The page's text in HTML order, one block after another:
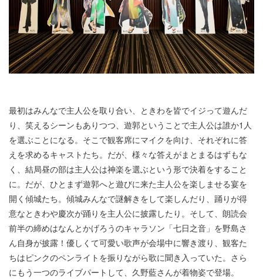
最初はみんなで主人公を取り合い、ときわを皆でイジって遊んだ
り、笑えるシーンもありつつ、遊郭ということで主人公は誰か1人
を選ぶことになる。そこで観客席にマイクを向け、それぞれに答
えを求めるキャストたち。だが、様々な答えがまとまるはずもな
く、結局昼の部は主人公は神楽を選ぶという形で決着をすること
に。だが、ひとまず遊郭へと遊びに来た主人公を楽しませる宴を
開く傾城たち。傾城みんなで謎解きをして楽しんだり、踊りが得
意なときわや慶次が踊りを主人公に披露したり。そして、朗読会
前半の締めはなんとかげろうのキャラソン「七日之音」を野島さ
ん自身が披露！優しくて可愛い歌声が会場中に響き渡り、観客た
ちはピンクのペンライトを振りながら歌に聞き入っていた。さら
にもう一つのライブパートして、久野藍さんが着物姿で登場。